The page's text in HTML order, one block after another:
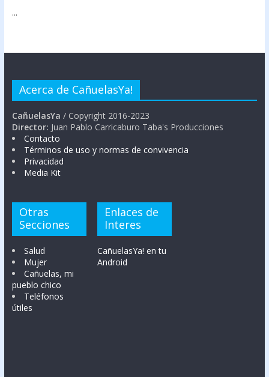
...
Acerca de CañuelasYa!
CañuelasYa / Copyright 2016-2023
Director: Juan Pablo Carricaburo Taba's Producciones
Contacto
Términos de uso y normas de convivencia
Privacidad
Media Kit
Otras
Secciones
Salud
Mujer
Cañuelas, mi
pueblo chico
Teléfonos
útiles
Enlaces de
Interes
CañuelasYa! en tu
Android